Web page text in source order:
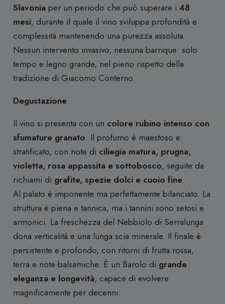
Slavoniaper un periodo che può superare i 48
mesi, durante il quale il vino sviluppa profondità e
complessità mantenendo una purezza assoluta.
Nessun intervento invasivo, nessuna barrique: solo
tempo e legno grande, nel pieno rispetto della
tradizione di Giacomo Conterno.
Degustazione
Il vino si presenta con un colore rubino intenso con
sfumature granato. Il profumo è maestoso e
stratificato, con note di ciliegia matura, prugna,
violetta, rosa appassita e sottobosco, seguite da
richiami di grafite, spezie dolci e cuoio fine.
Al palato è imponente ma perfettamente bilanciato. La
struttura è piena e tannica, ma i tannini sono setosi e
armonici. La freschezza del Nebbiolo di Serralunga
dona verticalità e una lunga scia minerale. Il finale è
persistente e profondo, con ritorni di frutta rossa,
terra e note balsamiche. È un Barolo di grande
eleganza e longevità, capace di evolvere
magnificamente per decenni.